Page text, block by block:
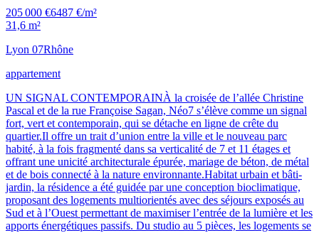
205 000 €6487 €/m²
31,6 m²
Lyon 07Rhône
appartement
UN SIGNAL CONTEMPORAINÀ la croisée de l’allée Christine
Pascal et de la rue Françoise Sagan, Néo7 s’élève comme un signal
fort, vert et contemporain, qui se détache en ligne de crête du
quartier.Il offre un trait d’union entre la ville et le nouveau parc
habité, à la fois fragmenté dans sa verticalité de 7 et 11 étages et
offrant une unicité architecturale épurée, mariage de béton, de métal
et de bois connecté à la nature environnante.Habitat urbain et bâti-
jardin, la résidence a été guidée par une conception bioclimatique,
proposant des logements multiorientés avec des séjours exposés au
Sud et à l’Ouest permettant de maximiser l’entrée de la lumière et les
apports énergétiques passifs. Du studio au 5 pièces, les logements se